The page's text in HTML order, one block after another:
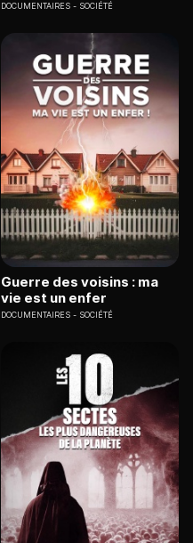
DOCUMENTAIRES SOCIÉTÉ
Guerre des voisins : ma
vie est un enfer
DOCUMENTAIRES SOCIÉTÉ